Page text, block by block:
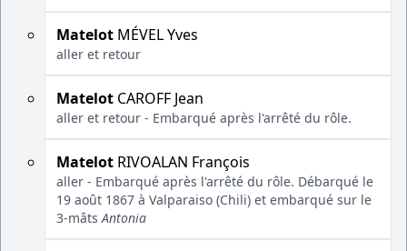
Matelot MÉVEL Yves
aller et retour
Matelot CAROFF Jean
aller et retour - Embarqué après l'arrêté du rôle.
Matelot RIVOALAN François
aller - Embarqué après l'arrêté du rôle. Débarqué le
19 août 1867 à Valparaiso (Chili) et embarqué sur le
3-mâtsAntonia